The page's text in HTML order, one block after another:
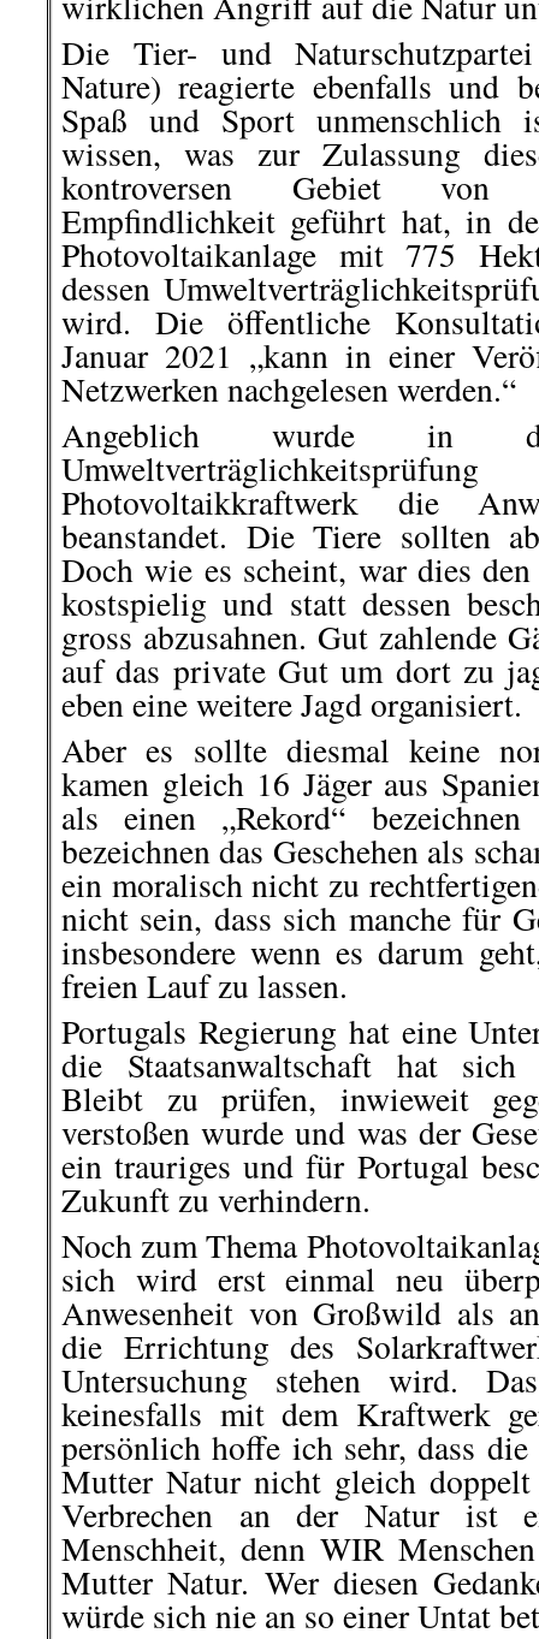
Die Tier- und
Nature) reagierte ebenfalls und
Spaß und Sport unmenschlich
wissen, was zur Zulassung
kontroversen Gebiet von
Empfindlichkeit geführt hat, in
Photovoltaikanlage mit 775
dessen
wird. Die öffentliche
Januar 2021 „kann in einer
Netzwerken nachgelesen werden.“
Angeblich wurde in
Photovoltaikkraftwerk die
beanstandet. Die Tiere sollten
Doch wie es scheint, war dies
kostspielig und statt dessen
gross abzusahnen. Gut zahlende
auf das private Gut um dort zu
eben eine weitere Jagd organisiert.
Aber es sollte diesmal keine
kamen gleich 16 Jäger aus
als einen „Rekord“
bezeichnen das Geschehen als
ein moralisch nicht zu
nicht sein, dass sich manche für
insbesondere wenn es darum
freien Lauf zu lassen.
Portugals Regierung hat eine
die Staatsanwaltschaft hat sich
Bleibt zu prüfen, inwieweit
verstoßen wurde und was der
ein trauriges und für Portugal
Zukunft zu verhindern.
Noch zum Thema
sich wird erst einmal neu
Anwesenheit von Großwild als
die Errichtung des
Untersuchung stehen wird.
keinesfalls mit dem Kraftwerk
persönlich hoffe ich sehr, dass
Mutter Natur nicht gleich doppelt
Verbrechen an der Natur ist
Menschheit, denn WIR
Mutter Natur. Wer diesen
würde sich nie an so einer Untat